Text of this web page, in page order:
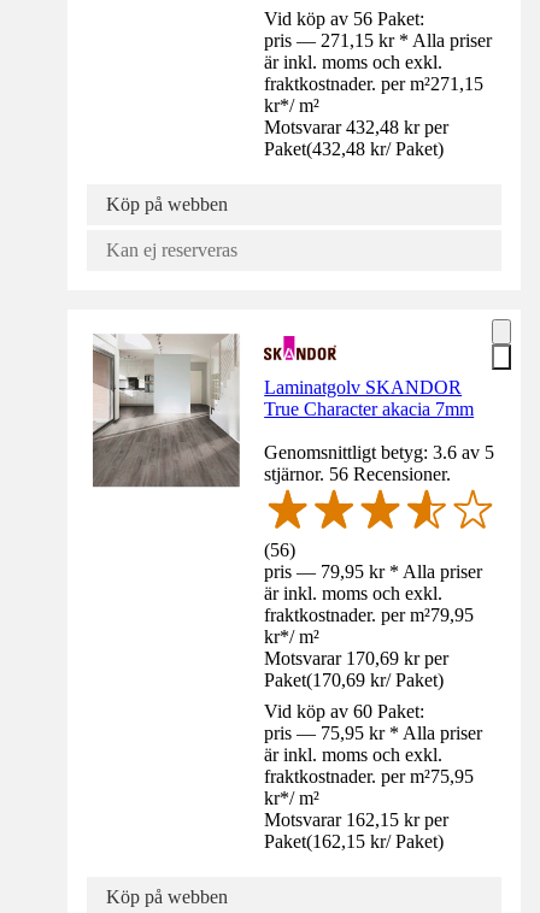
Vid köp av 56 Paket:
pris — 271,15 kr * Alla priser
är inkl. moms och exkl.
fraktkostnader. per m²271,15
kr*/ m²
Motsvarar 432,48 kr per
Paket(432,48 kr/ Paket)
Köp på webben
Kan ej reserveras
Laminatgolv SKANDOR
True Character akacia 7mm
Genomsnittligt betyg: 3.6 av 5
stjärnor. 56 Recensioner.
(56)
pris — 79,95 kr * Alla priser
är inkl. moms och exkl.
fraktkostnader. per m²79,95
kr*/ m²
Motsvarar 170,69 kr per
Paket(170,69 kr/ Paket)
Vid köp av 60 Paket:
pris — 75,95 kr * Alla priser
är inkl. moms och exkl.
fraktkostnader. per m²75,95
kr*/ m²
Motsvarar 162,15 kr per
Paket(162,15 kr/ Paket)
Köp på webben